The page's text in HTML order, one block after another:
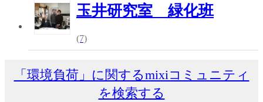
玉井研究室 緑化班
(7)
「環境負荷」に関するmixiコミュニティ
を検索する